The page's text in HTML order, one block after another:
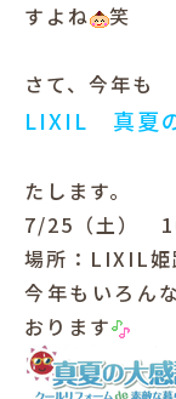
すよね
笑
さて、今年も
LIXIL 真夏
たします。
7/25（土）
場所：LIXIL姫
今年もいろん
おります